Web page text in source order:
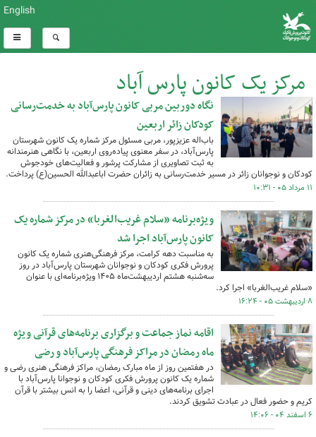
English
مرکز یک کانون پارس آباد
کل اخبار:59
نگاه دوربین مربی کانون پارس‌آباد به خدمت‌رسانی
کودکان زائر اربعین
باب‌اله عزیزپور، مربی مسئول مرکز شماره یک کانون شهرستان
پارس‌آباد، در سفر معنوی پیاده‌روی اربعین، با نگاهی هنرمندانه
به ثبت تصاویری از مشارکت پرشور و فعالیت‌های خودجوش
کودکان و نوجوانان زائر در مسیر خدمت‌رسانی به زائران حضرت اباعبدالله الحسین(ع) پرداخت.
۱۱ مرداد ۰۵ - ۱۰:۳۱
ویژه‌برنامه «سلام غریب‌الغربا» در مرکز شماره یک
کانون پارس‌آباد اجرا شد
به مناسبت دهه کرامت، مرکز فرهنگی‌هنری شماره یک کانون
پرورش فکری کودکان و نوجوانان شهرستان پارس‌آباد در روز
سه‌شنبه هشتم اردیبهشت‌ماه ۱۴۰۵ ویژه‌برنامه‌ای با عنوان
«سلام غریب‌الغربا» اجرا کرد.
۸ اردیبهشت ۰۵ - ۱۶:۲۴
اقامه نماز جماعت و برگزاری برنامه‌های قرآنی ویژه
ماه رمضان در مراکز فرهنگی پارس‌آباد و رضی
در هفتمین روز از ماه مبارک رمضان، مراکز فرهنگی هنری رضی و
شماره یک کانون پرورش فکری کودکان و نوجوانا پارس‌آباد با
اجرای برنامه‌های دینی و قرآنی، اعضا را به انس بیشتر با قرآن
کریم و حضور فعال در عبادت تشویق کردند.
۶ اسفند ۰۴ - ۱۴:۰۶